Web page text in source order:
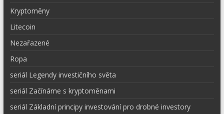
Kryptoměny
Litecoin
Nezařazené
Ropa
seriál Legendy investičního světa
seriál Začínáme s kryptoměnami
seriál Základní principy investování pro drobné investory